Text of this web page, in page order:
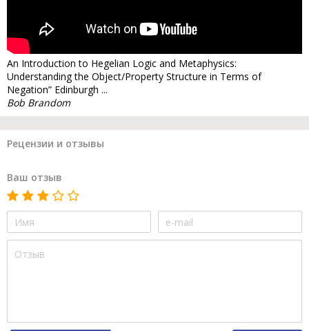
An Introduction to Hegelian Logic and Metaphysics:
Understanding the Object/Property Structure in Terms of
Negation” Edinburgh ...
Bob Brandom
Рецензии и отзывы
Ваш отзыв